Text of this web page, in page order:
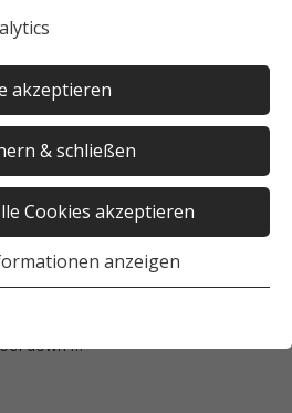
akzeptieren
& schließen
Cookies akzeptieren
anzeigen
down …